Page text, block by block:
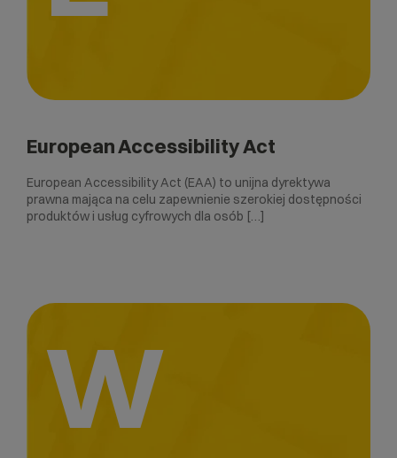
European Accessibility Act
European Accessibility Act (EAA) to unijna dyrektywa
prawna mająca na celu zapewnienie szerokiej dostępności
produktów i usług cyfrowych dla osób […]
W